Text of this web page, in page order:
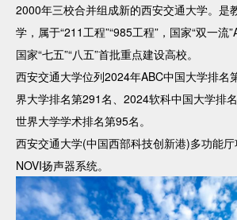
2000年三校合并组成新的西安交通大学。是
学，属于“211工程”“985工程”，国家“双一流
国家“七五”“八五”首批重点建设高校。
西安交通大学位列2024年ABC中国大学排名
界大学排名第291名、2024软科中国大学排
世界大学学术排名第95名。
西安交通大学(中国西部科技创新港)多功能
NOVI扬声器系统。